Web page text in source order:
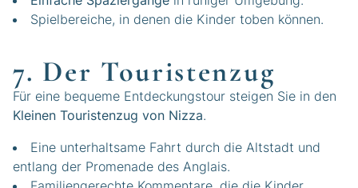
Spielbereiche, in denen die Kinder toben können.
7. Der Touristenzug
Für eine bequeme Entdeckungstour steigen Sie in den
Kleinen Touristenzug von Nizza.
Eine unterhaltsame Fahrt durch die Altstadt und
entlang der Promenade des Anglais.